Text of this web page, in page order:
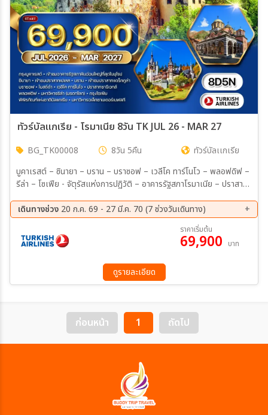
สายการบิน
ตั้งแต่วันที่
ถึงวันที่
เฉพาะเดือน
เฉพาะเทศกาล
ทัวร์บัลแกเรีย - โรมาเนีย 8วัน TK JUL 26 - MAR 27
BG_TK00008 8วัน 5คืน
ทัวร์บัลเเกเรีย
บูคาเรสต์ – ซินายา – บราน – บราซอฟ – เวลีโค ทาร์โนโว – พลอฟดิฟ –
รีล่า – โซเฟีย - จัตุรัสแห่งการปฏิวัติ – อาคารรัฐสภาโรมาเนีย – ปราสาท
ถนนกูร์โก้ – เมืองเก่าพลอฟดิฟ – โรงละครกลางแจ้งโรมัน – สุเหร่า
Dzhumaya Mosque – อารามรีล่า (มรดกโลก) – พิพิธภัณฑ์แห่งชาติ
บัลแกเรีย – มหาวิหารอเล็กซานเดอร์ เนฟสกี – โบสถ์ยิวโซเฟีย – พระรา
ชวังบัทเทนเบิร์ก – จัตุรัสบัทเทนเบิร์ก มื้อพิเศษ : ขาหมูเยอรมัน / อาหาร
เดินทางช่วง 20 ก.ค. 69 - 27 มี.ค. 70 (7 ช่วงวันเดินทาง)
10 ต.ค. 69 - 17 ต.ค. 69
22 ต.ค. 69 - 29 ต.ค. 69
13 พ.ย. 69 - 20 พ.ย. 69
23 ม.ค. 70 - 30 ม.ค. 70
13 ก.พ. 70 - 20 ก.พ. 70
ราคาเริ่มต้น
69,900 บาท
ดูรายละเอียด
ก่อนหน้า 1 ถัดไป